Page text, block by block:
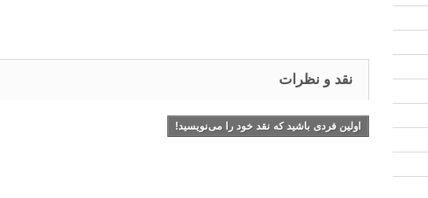
نقد و نظرات
اولین فردی باشید که نقد خود را می‌نویسید!